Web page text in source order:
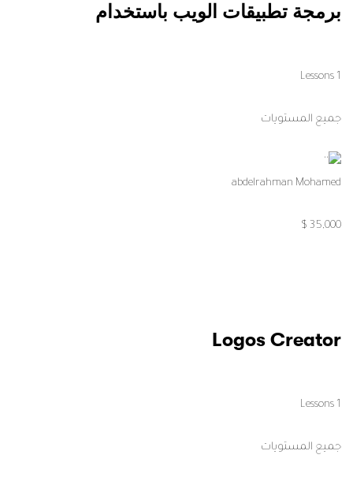
برمجة تطبيقات الويب باستخدام
1 Lessons
جميع المستويات
abdelrahman Mohamed
35,000 $
Logos Creator
1 Lessons
جميع المستويات